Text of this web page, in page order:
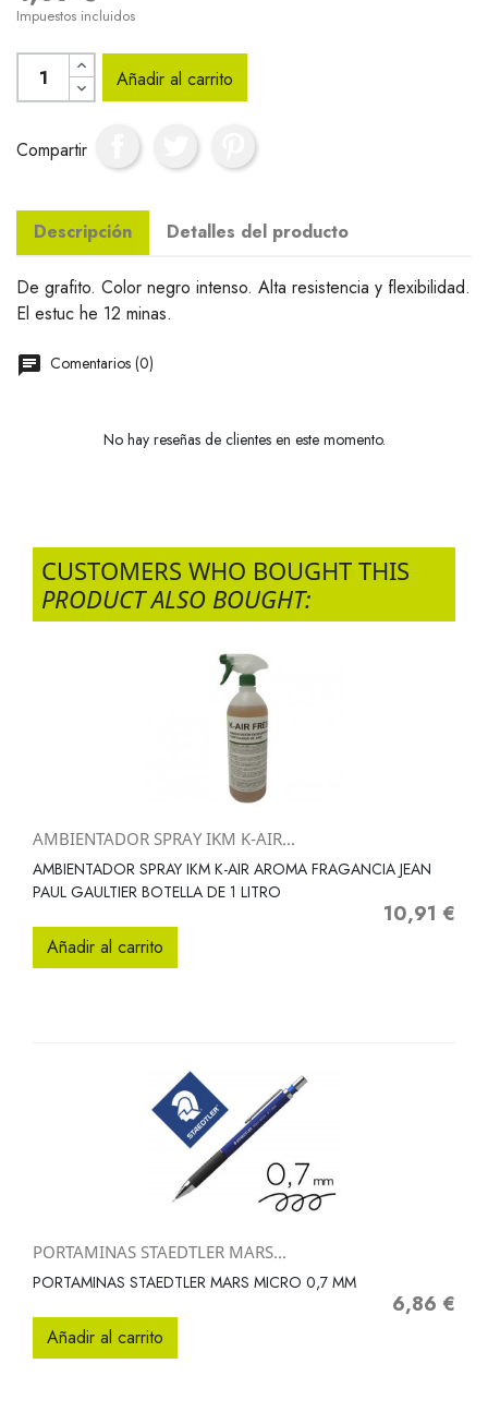
Impuestos incluidos
Añadir al carrito
Compartir
Descripción Detalles del producto
De grafito. Color negro intenso. Alta resistencia y flexibilidad.
El estuc he 12 minas.
Comentarios (0)
No hay reseñas de clientes en este momento.
CUSTOMERS WHO BOUGHT THIS
PRODUCT ALSO BOUGHT:
AMBIENTADOR SPRAY IKM K-AIR...
AMBIENTADOR SPRAY IKM K-AIR AROMA FRAGANCIA JEAN
PAUL GAULTIER BOTELLA DE 1 LITRO
Precio
10,91 €
Añadir al carrito
PORTAMINAS STAEDTLER MARS...
PORTAMINAS STAEDTLER MARS MICRO 0,7 MM
Precio
6,86 €
Añadir al carrito